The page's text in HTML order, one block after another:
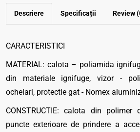
Descriere Specificații Review
CARACTERISTICI
MATERIAL: calota – poliamida
din materiale ignifuge, vizor -
ochelari, protectie gat - Nomex
CONSTRUCTIE: calota din polimer
puncte exterioare de prindere a